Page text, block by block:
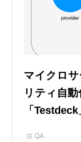
マイクロ
リティ自
「
QA